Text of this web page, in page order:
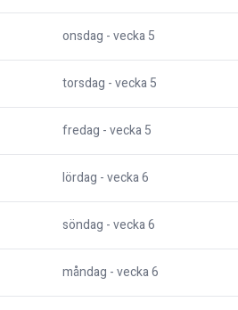
onsdag - vecka5
torsdag - vecka5
fredag - vecka5
lördag - vecka6
söndag - vecka6
måndag - vecka6